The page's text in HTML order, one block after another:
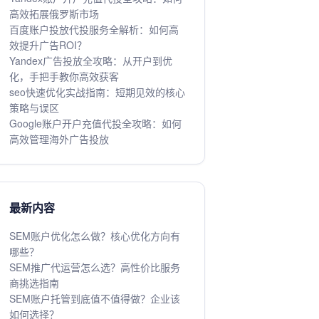
高效拓展俄罗斯市场
百度账户投放代投服务全解析：如何高
效提升广告ROI？
Yandex广告投放全攻略：从开户到优
化，手把手教你高效获客
seo快速优化实战指南：短期见效的核心
策略与误区
Google账户开户充值代投全攻略：如何
高效管理海外广告投放
最新内容
SEM账户优化怎么做？核心优化方向有
哪些？
SEM推广代运营怎么选？高性价比服务
商挑选指南
SEM账户托管到底值不值得做？企业该
如何选择？